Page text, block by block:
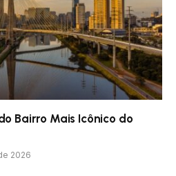
Bairro Mais Icônico do
2026